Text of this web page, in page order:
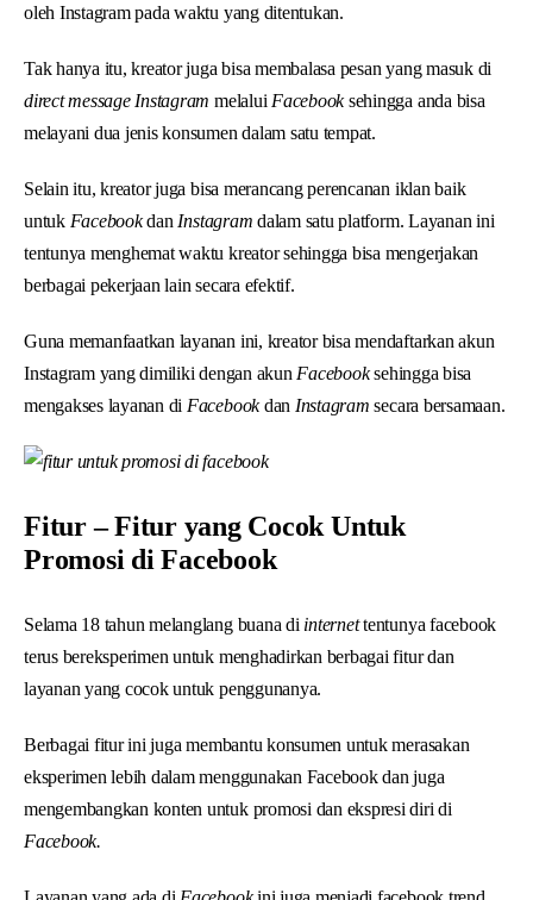
oleh Instagram pada waktu yang ditentukan.
Tak hanya itu, kreator juga bisa membalasa pesan yang masuk di
direct message Instagram melalui Facebooksehingga anda bisa
melayani dua jenis konsumen dalam satu tempat.
Selain itu, kreator juga bisa merancang perencanan iklan baik
untuk Facebookdan Instagramdalam satu platform. Layanan ini
tentunya menghemat waktu kreator sehingga bisa mengerjakan
berbagai pekerjaan lain secara efektif.
Guna memanfaatkan layanan ini, kreator bisa mendaftarkan akun
Instagram yang dimiliki dengan akun Facebooksehingga bisa
mengakses layanan di Facebookdan Instagram secara bersamaan.
Fitur – Fitur yang Cocok Untuk
Promosi di Facebook
Selama 18 tahun melanglang buana di internettentunya facebook
terus bereksperimen untuk menghadirkan berbagai fitur dan
layanan yang cocok untuk penggunanya.
Berbagai fitur ini juga membantu konsumen untuk merasakan
eksperimen lebih dalam menggunakan Facebook dan juga
mengembangkan konten untuk promosi dan ekspresi diri di
Facebook.